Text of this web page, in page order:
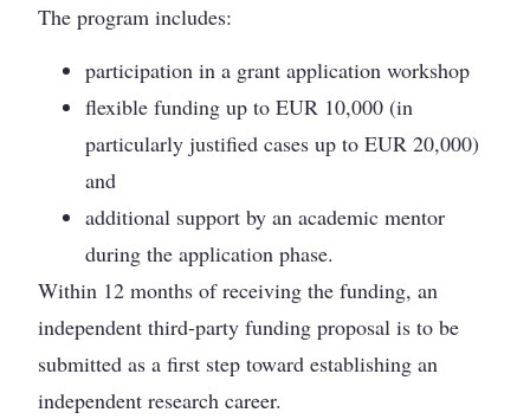
The program includes:
participation in a grant application workshop
flexible funding up to EUR 10,000 (in
particularly justified cases up to EUR 20,000)
and
additional support by an academic mentor
during the application phase.
Within 12 months of receiving the funding, an
independent third-party funding proposal is to be
submitted as a first step toward establishing an
independent research career.